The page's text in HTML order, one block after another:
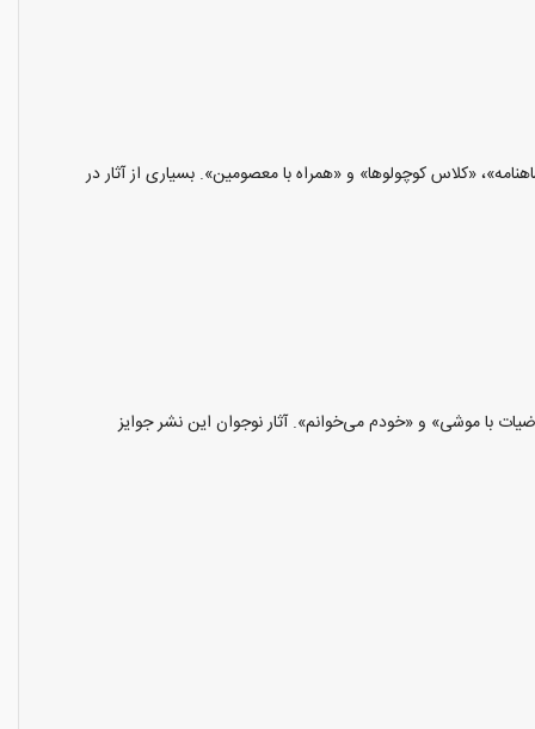
«کلاس کوچولوها» و «همراه با معصومین». بسیاری از آثار در
با موشی» و «خودم می‌خوانم». آثار نوجوان این نشر جوایز